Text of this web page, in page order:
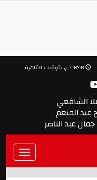
الشافعي
عبد المنعم
عبد الناصر
Toggle